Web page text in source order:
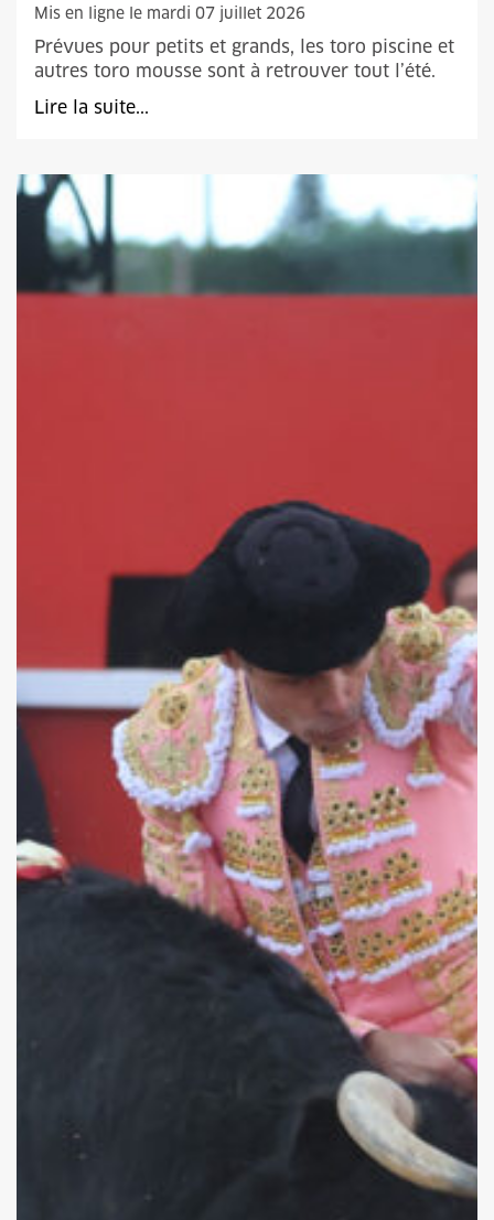
Mis en ligne le mardi 07 juillet 2026
Prévues pour petits et grands, les toro piscine et
autres toro mousse sont à retrouver tout l’été.
Lire la suite...